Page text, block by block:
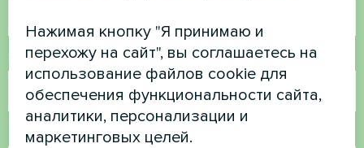
Электронная почта
Комментарий
Нажимая кнопку "Я принимаю и
перехожу на сайт", вы соглашаетесь на
использование файлов cookie для
обеспечения функциональности сайта,
аналитики, персонализации и
маркетинговых целей.